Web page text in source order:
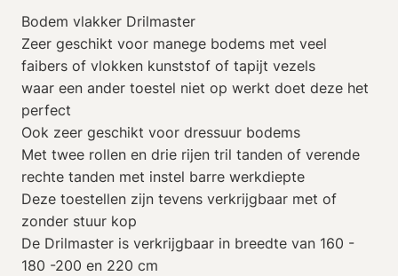
Bodem vlakker Drilmaster
Zeer geschikt voor manege bodems met veel
faibers of vlokken kunststof of tapijt vezels
waar een ander toestel niet op werkt doet deze het
perfect
Ook zeer geschikt voor dressuur bodems
Met twee rollen en drie rijen tril tanden of verende
rechte tanden met instel barre werkdiepte
Deze toestellen zijn tevens verkrijgbaar met of
zonder stuur kop
De Drilmaster is verkrijgbaar in breedte van 160 -
180 -200 en 220 cm